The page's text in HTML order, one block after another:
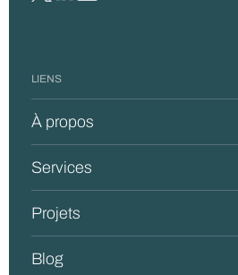
LIENS
À propos
Services
Projets
Blog